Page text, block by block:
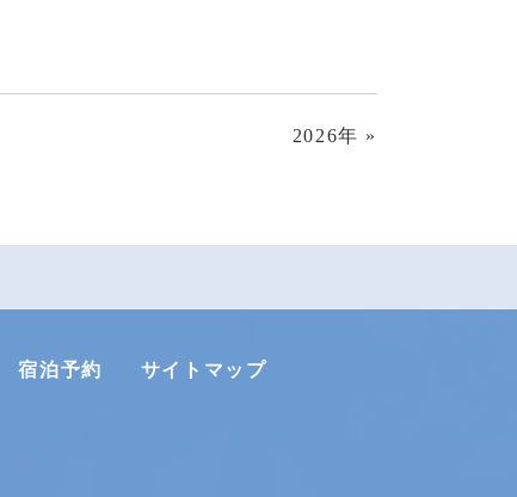
2026年 »
宿泊予約 サイトマップ